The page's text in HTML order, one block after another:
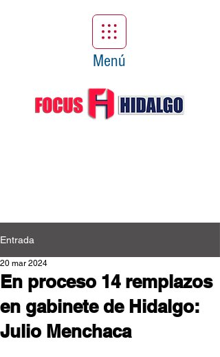
Menú
Entrada
En proceso 14 remplazos
en gabinete de Hidalgo:
Julio Menchaca
20 mar 2024